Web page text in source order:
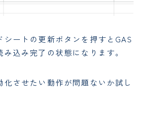
シートの更新ボタンを押すとGAS
込み完了の状態になります。
化させたい動作が問題ないか試し